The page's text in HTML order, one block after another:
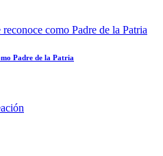
Padre de la Patria